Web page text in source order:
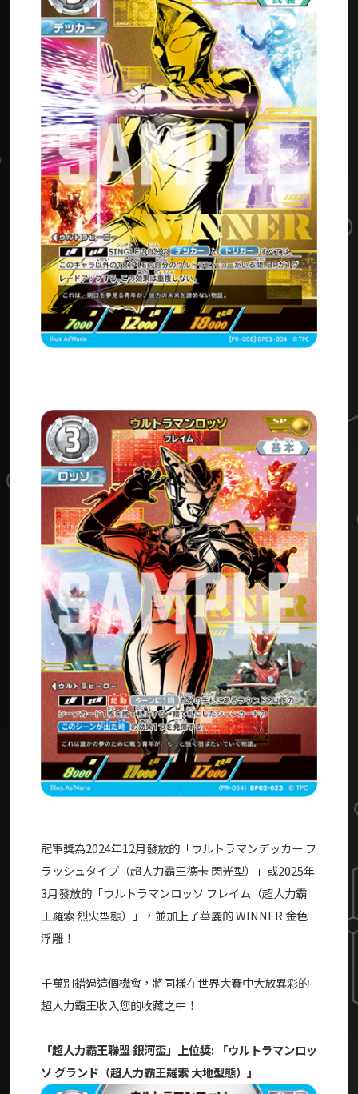
冠軍獎為2024年12月發放的「ウルトラマンデッカー フ
ラッシュタイプ（超人力霸王德卡 閃光型）」或2025年
3月發放的「ウルトラマンロッソ フレイム（超人力霸
王羅索 烈火型態）」，並加上了華麗的 WINNER 金色
浮雕！
千萬別錯過這個機會，將同樣在世界大賽中大放異彩的
超人力霸王收入您的收藏之中！
「超人力霸王聯盟 銀河盃」上位獎: 「ウルトラマンロッ
ソ グランド（超人力霸王羅索 大地型態）」